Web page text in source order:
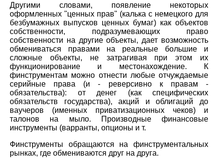
Другими словами, появление некоторых
оформленных "ценных прав" (калька с немецкого для
безбумажных выпусков ценных бумаг) как объектов
собственности, подразумевающих право
собственности на другие объекты, дает возможность
обмениваться правами на реальные большие и
сложные объекты, не затрагивая при этом их
функционирование и местонахождение. К
финструментам можно отнести любые отчуждаемые
серийные права (и - реверсивно к правам -
обязательства): от денег (как специфических
обязательств государства), акций и облигаций до
ваучеров (именных приватизационных чеков) и
талонов на мыло. Производные финансовые
инструменты (варранты, опционы и т.
Финструменты обращаются на финструментальных
рынках, где обмениваются друг на друга.